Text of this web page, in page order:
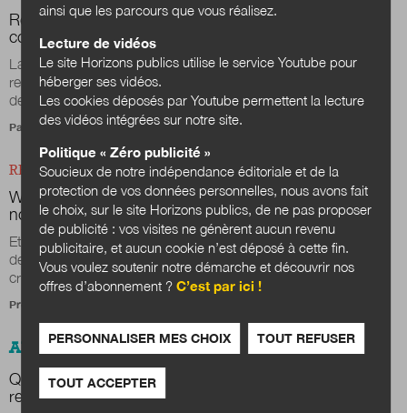
Relocalisation et remunicipalisation : quand les
collectivités veulent « reprendre le contrôle »
La remunicipalisation, la transition écologique et la
relocalisation sont les trois dynamiques qui ont émergé ces
dernières années au niveau local...
Par Olivier Petitjean
RÉACTIONS
Wigan, Poitiers : deux villes à la conquête d’un
nouveau contrat écologique et social
Et si, dans le monde d’après, les villes françaises s’inspiraient
de collectivités étrangères ayant réussi à rebondir après des
crises passées ? Pour...
Propos recueillis par
ANTICIPATIONS PUBLIQUES
Quand les méthodes d’enquête de terrain se
renouvellent !
ainsi que les parcours que vous réalisez.
Lecture de vidéos
Le site Horizons publics utilise le service Youtube pour
héberger ses vidéos.
Les cookies déposés par Youtube permettent la lecture
des vidéos intégrées sur notre site.
Politique « Zéro publicité »
Soucieux de notre indépendance éditoriale et de la
protection de vos données personnelles, nous avons fait
le choix, sur le site Horizons publics, de ne pas proposer
de publicité : vos visites ne génèrent aucun revenu
publicitaire, et aucun cookie n’est déposé à cette fin.
Vous voulez soutenir notre démarche et découvrir nos
offres d’abonnement ? C’est par ici !
PERSONNALISER MES CHOIX TOUT REFUSER
TOUT ACCEPTER